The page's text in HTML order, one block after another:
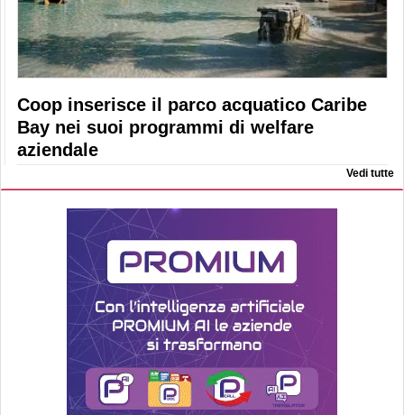
Coop inserisce il parco acquatico Caribe
Bay nei suoi programmi di welfare
aziendale
Vedi tutte